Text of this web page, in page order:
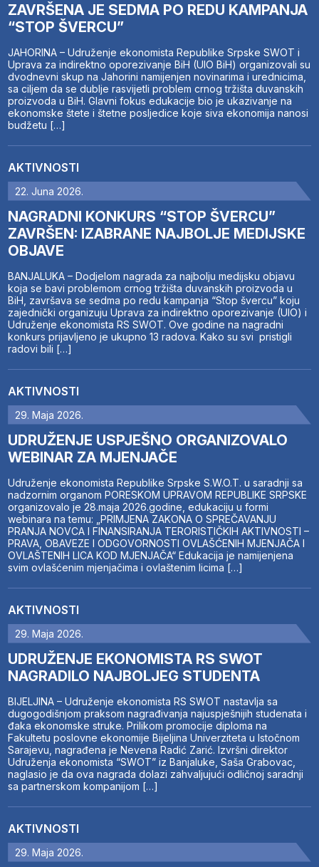
ZAVRŠENA JE SEDMA PO REDU KAMPANJA
“STOP ŠVERCU”
JAHORINA – Udruženje ekonomista Republike Srpske SWOT i
Uprava za indirektno oporezivanje BiH (UIO BiH) organizovali su
dvodnevni skup na Jahorini namijenjen novinarima i urednicima,
sa ciljem da se dublje rasvijetli problem crnog tržišta duvanskih
proizvoda u BiH. Glavni fokus edukacije bio je ukazivanje na
ekonomske štete i štetne posljedice koje siva ekonomija nanosi
budžetu […]
AKTIVNOSTI
22. Juna 2026.
NAGRADNI KONKURS “STOP ŠVERCU”
ZAVRŠEN: IZABRANE NAJBOLJE MEDIJSKE
OBJAVE
BANJALUKA – Dodjelom nagrada za najbolju medijsku objavu
koja se bavi problemom crnog tržišta duvanskih proizvoda u
BiH, završava se sedma po redu kampanja “Stop švercu” koju
zajednički organizuju Uprava za indirektno oporezivanje (UIO) i
Udruženje ekonomista RS SWOT. Ove godine na nagradni
konkurs prijavljeno je ukupno 13 radova. Kako su svi pristigli
radovi bili […]
AKTIVNOSTI
29. Maja 2026.
UDRUŽENJE USPJEŠNO ORGANIZOVALO
WEBINAR ZA MJENJAČE
Udruženje ekonomista Republike Srpske S.W.O.T. u saradnji sa
nadzornim organom PORESKOM UPRAVOM REPUBLIKE SRPSKE
organizovalo je 28.maja 2026.godine, edukaciju u formi
webinara na temu: „PRIMJENA ZAKONA O SPREČAVANJU
PRANJA NOVCA I FINANSIRANJA TERORISTIČKIH AKTIVNOSTI –
PRAVA, OBAVEZE I ODGOVORNOSTI OVLAŠĆENIH MJENJAČA I
OVLAŠTENIH LICA KOD MJENJAČA“ Edukacija je namijenjena
svim ovlašćenim mjenjačima i ovlaštenim licima […]
AKTIVNOSTI
29. Maja 2026.
UDRUŽENJE EKONOMISTA RS SWOT
NAGRADILO NAJBOLJEG STUDENTA
BIJELJINA – Udruženje ekonomista RS SWOT nastavlja sa
dugogodišnjom praksom nagrađivanja najuspješnijih studenata i
đaka ekonomske struke. Prilikom promocije diploma na
Fakultetu poslovne ekonomije Bijeljina Univerziteta u Istočnom
Sarajevu, nagrađena je Nevena Radić Zarić. Izvršni direktor
Udruženja ekonomista “SWOT” iz Banjaluke, Saša Grabovac,
naglasio je da ova nagrada dolazi zahvaljujući odličnoj saradnji
sa partnerskom kompanijom […]
AKTIVNOSTI
29. Maja 2026.